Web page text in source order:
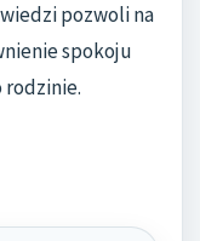
pozwoli na
spokoju
rodzinie.